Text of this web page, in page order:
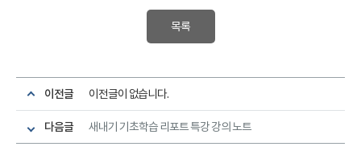
목록
이전글 이전글이 없습니다.
다음글 새내기 기초학습 리포트 특강 강의 노트